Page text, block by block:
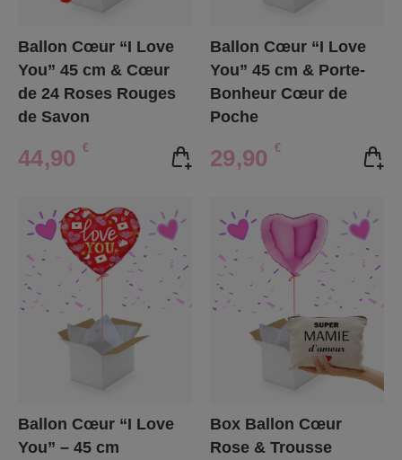
Ballon Cœur “I Love
You” 45 cm & Cœur
de 24 Roses Rouges
de Savon
44,90 €
Ballon Cœur “I Love
You” 45 cm & Porte-
Bonheur Cœur de
Poche
29,90 €
Ballon Cœur “I Love
You” – 45 cm
Box Ballon Cœur
Rose & Trousse